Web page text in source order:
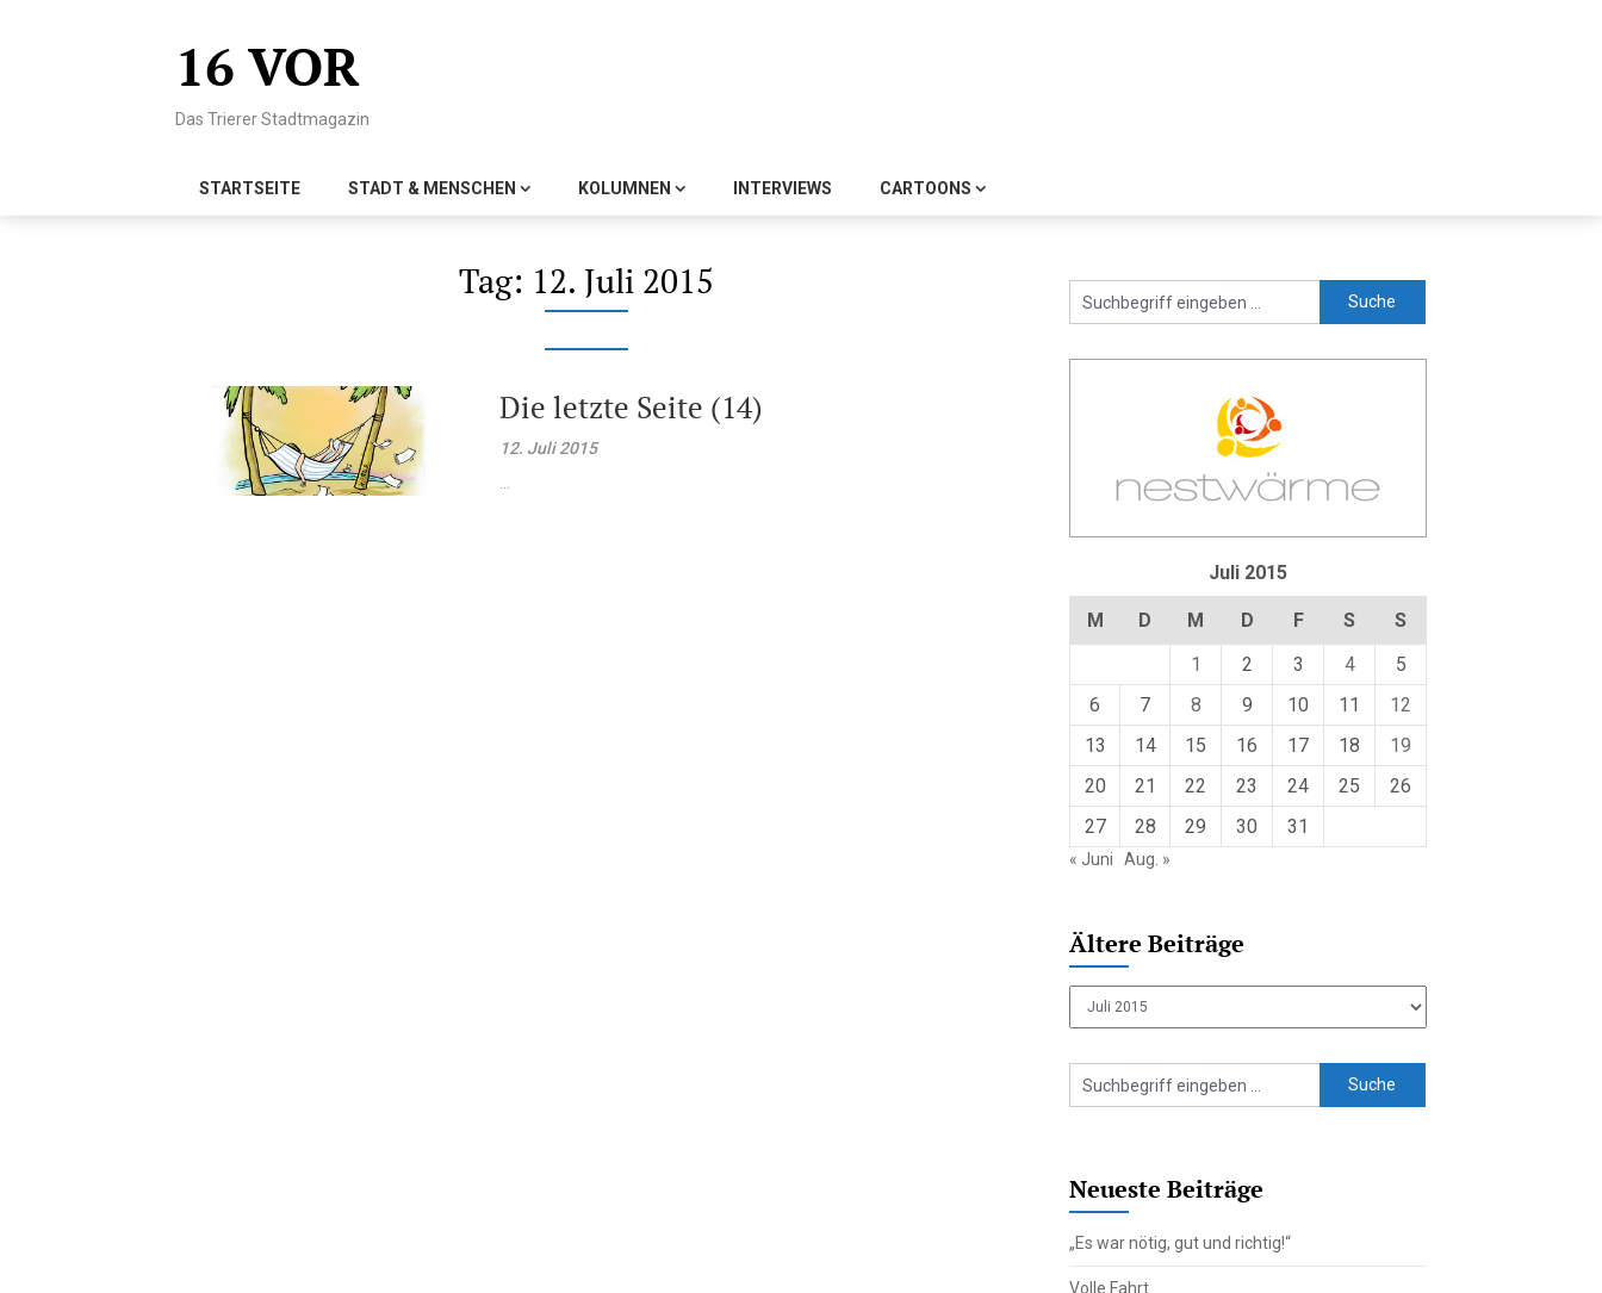
16 VOR
Das Trierer Stadtmagazin
STARTSEITE STADT & MENSCHEN KOLUMNEN INTERVIEWS CARTOONS
Tag: 12. Juli 2015
Die letzte Seite (14)
12. Juli 2015
Juli 2015
M D M D F S
S
1
2 3 4
5
6
7 8 9 10 11
12
13
14 15 16 17 18
19
20
21 22 23 24 25
26
27
28 29 30 31
« Juni Aug. »
Ältere Beiträge
Ältere
Neueste Beiträge
„Es war nötig, gut und richtig!“
Volle Fahrt